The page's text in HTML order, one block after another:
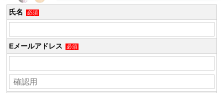
氏名 必須
Eメールアドレス 必須